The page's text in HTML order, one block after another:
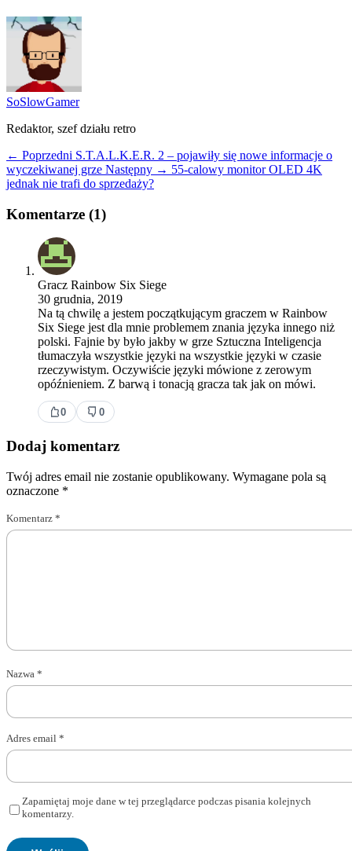
SoSlowGamer
Redaktor, szef działu retro
← Poprzedni S.T.A.L.K.E.R. 2 – pojawiły się nowe informacje o
wyczekiwanej grze Następny → 55-calowy monitor OLED 4K
jednak nie trafi do sprzedaży?
Komentarze (1)
Gracz Rainbow Six Siege
30 grudnia, 2019
Na tą chwilę a jestem początkującym graczem w Rainbow
Six Siege jest dla mnie problemem znania języka innego niż
polski. Fajnie by było jakby w grze Sztuczna Inteligencja
tłumaczyła wszystkie języki na wszystkie języki w czasie
rzeczywistym. Oczywiście języki mówione z zerowym
opóźnieniem. Z barwą i tonacją gracza tak jak on mówi.
0 0
Dodaj komentarz
Twój adres email nie zostanie opublikowany. Wymagane pola są
oznaczone *
Komentarz *
Nazwa *
Adres email *
Zapamiętaj moje dane w tej przeglądarce podczas pisania kolejnych
komentarzy.